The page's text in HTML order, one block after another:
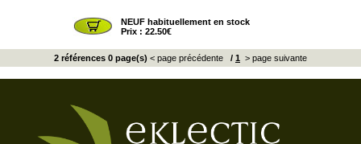
NEUF habituellement en stock
Prix : 22.50€
2 références 0 page(s) < page précédente / 1 > page suivante